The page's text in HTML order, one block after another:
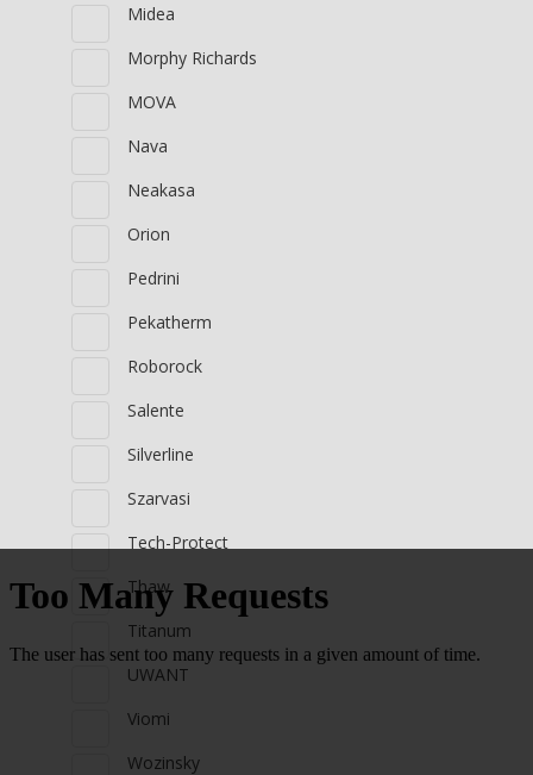
Midea
Morphy Richards
MOVA
Nava
Neakasa
Orion
Pedrini
Pekatherm
Roborock
Salente
Silverline
Szarvasi
Tech-Protect
Thaw
Titanum
UWANT
Viomi
Wozinsky